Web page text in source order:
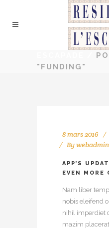
"FUNDING"
8 mars 2016
Bywebadmin
APP’S
EVEN MORE
Nam liber
nobis eleifend
nihil imperdiet
mazim